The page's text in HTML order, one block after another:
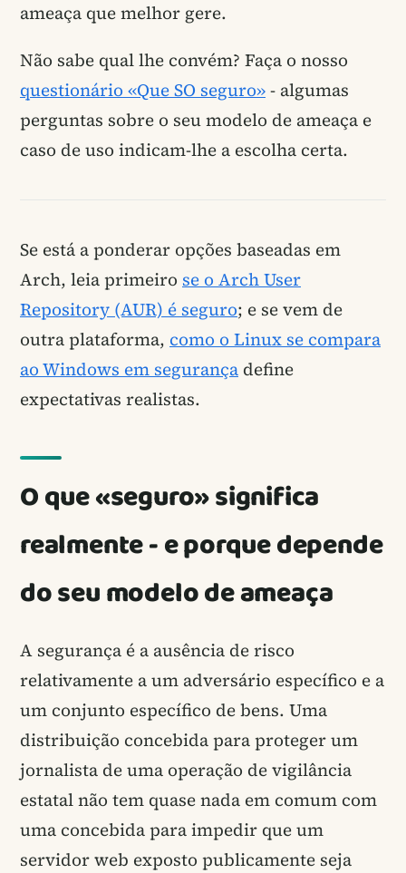
ameaça que melhor gere.
Não sabe qual lhe convém? Faça o nosso
questionário «Que SO seguro»- algumas
perguntas sobre o seu modelo de ameaça e
caso de uso indicam-lhe a escolha certa.
Se está a ponderar opções baseadas em
Arch, leia primeiro se o Arch User
Repository (AUR) é seguro; e se vem de
outra plataforma, como o Linux se compara
ao Windows em segurança define
expectativas realistas.
O que «seguro» significa
realmente - e porque depende
do seu modelo de ameaça
A segurança é a ausência de risco
relativamente a um adversário específico e a
um conjunto específico de bens. Uma
distribuição concebida para proteger um
jornalista de uma operação de vigilância
estatal não tem quase nada em comum com
uma concebida para impedir que um
servidor web exposto publicamente seja